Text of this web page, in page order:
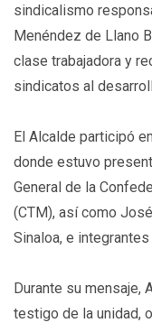
sindicalismo
Menéndez de Llano
clase trabajadora y
sindicatos al
El Alcalde participó
donde estuvo
General de la
(CTM), así como
Sinaloa, e
Durante su mensaje,
testigo de la unidad,